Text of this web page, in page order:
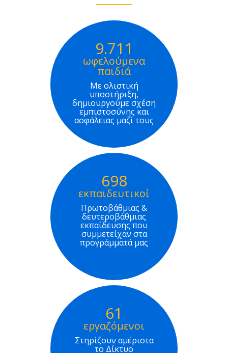
9.711
ωφελούμενα
παιδιά
Με ολιστική
υποστήριξη,
δημιουργούμε σχέση
εμπιστοσύνης και
ασφάλειας μαζί τους
698
εκπαιδευτικοί
Πρωτοβάθμιας &
δευτεροβάθμιας
εκπαίδευσης που
συμμετείχαν στα
προγράμματά μας
61
εργαζόμενοι
Στηρίζουν αμέριστα
το Δίκτυο